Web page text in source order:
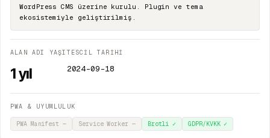
WordPress CMS üzerine kurulu. Plugin ve tema
ekosistemiyle geliştirilmiş.
ALAN ADI YAŞI
1yıl
TESCİL TARİHİ
2024-09-18
PWA & UYUMLULUK
PWA Manifest— Service Worker — Brotli✓ GDPR/KVKK✓